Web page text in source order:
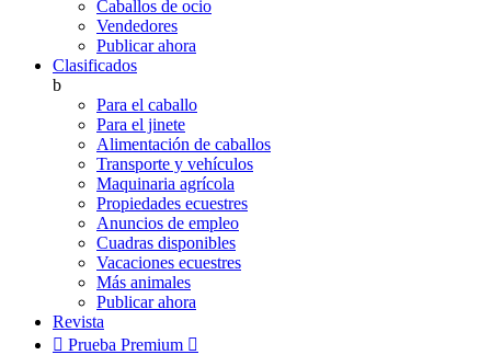
Caballos de ocio
Vendedores
Publicar ahora
Clasificados
b
Para el caballo
Para el jinete
Alimentación de caballos
Transporte y vehículos
Maquinaria agrícola
Propiedades ecuestres
Anuncios de empleo
Cuadras disponibles
Vacaciones ecuestres
Más animales
Publicar ahora
Revista
 Prueba Premium 